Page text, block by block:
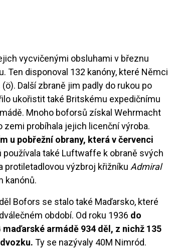
vycvičenými obsluhami v březnu
Ten disponoval 132 kanóny, které Němci
Další zbraně jim padly do rukou po
ukořistit také Britskému expedičnímu
Mnoho boforsů získal Wehrmacht
probíhala jejich licenční výroba.
u pobřežní obrany, která v červenci
používala také Luftwaffe k obraně svých
protiletadlovou výzbroj křižníku Admiral
kanónů.
Bofors se stalo také Maďarsko, které
období. Od roku 1936 do
armádě 934 děl, z nichž 135
Ty se nazývaly 40M Nimród.